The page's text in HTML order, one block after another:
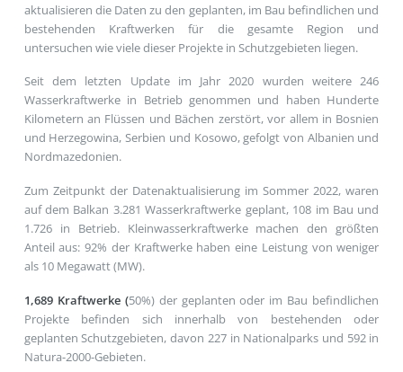
aktualisieren die Daten zu den geplanten, im Bau befindlichen und
bestehenden Kraftwerken für die gesamte Region und
untersuchen wie viele dieser Projekte in Schutzgebieten liegen.
Seit dem letzten Update im Jahr 2020 wurden weitere 246
Wasserkraftwerke in Betrieb genommen und haben Hunderte
Kilometern an Flüssen und Bächen zerstört, vor allem in Bosnien
und Herzegowina, Serbien und Kosowo, gefolgt von Albanien und
Nordmazedonien.
Zum Zeitpunkt der Datenaktualisierung im Sommer 2022, waren
auf dem Balkan 3.281 Wasserkraftwerke geplant, 108 im Bau und
1.726 in Betrieb. Kleinwasserkraftwerke machen den größten
Anteil aus: 92% der Kraftwerke haben eine Leistung von weniger
als 10 Megawatt (MW).
1,689 Kraftwerke (50%) der geplanten oder im Bau befindlichen
Projekte befinden sich innerhalb von bestehenden oder
geplanten Schutzgebieten, davon 227 in Nationalparks und 592 in
Natura-2000-Gebieten.